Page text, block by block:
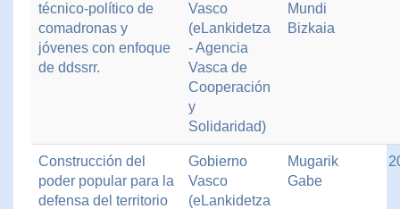
técnico-político de
comadronas y
jóvenes con enfoque
de ddssrr.
Vasco
(eLankidetza
- Agencia
Vasca de
Cooperación
y
Solidaridad)
Mundi
Bizkaia
Construcción del
poder popular para la
defensa del territorio
Gobierno
Vasco
(eLankidetza
Mugarik
Gabe